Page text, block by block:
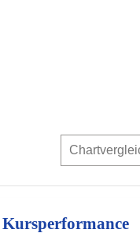
Kursperformance